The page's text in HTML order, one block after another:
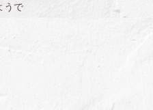
うで